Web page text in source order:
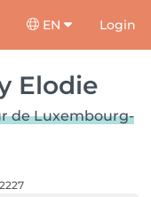
EN Login
Elodie
de Luxembourg-